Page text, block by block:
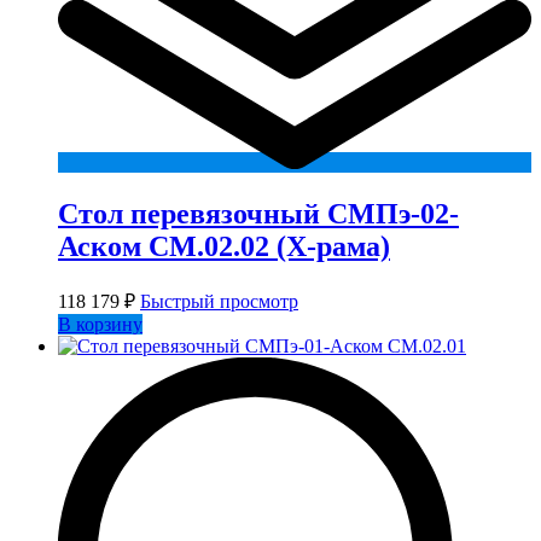
Стол перевязочный СМПэ-02-
Аском СМ.02.02 (X-рама)
118 179 ₽ Быстрый просмотр
В корзину